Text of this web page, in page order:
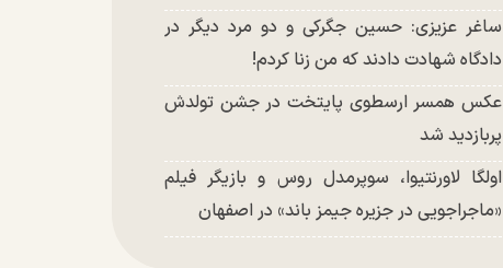
ساغر عزیزی: حسین جگرکی و دو مرد دیگر در
دادگاه شهادت دادند که من زنا کردم!
عکس همسر ارسطوی پایتخت در جشن تولدش
پربازدید شد
اولگا لاورنتیوا، سوپرمدل روس و بازیگر فیلم
«ماجراجویی در جزیره جیمز باند» در اصفهان